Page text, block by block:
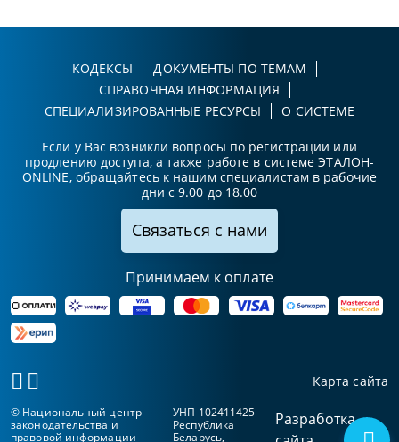
КОДЕКСЫ
ДОКУМЕНТЫ ПО ТЕМАМ
СПРАВОЧНАЯ ИНФОРМАЦИЯ
СПЕЦИАЛИЗИРОВАННЫЕ РЕСУРСЫ
О СИСТЕМЕ
Если у Вас возникли вопросы по регистрации или
продлению доступа, а также работе в системе ЭТАЛОН-
ONLINE, обращайтесь к нашим специалистам в рабочие
дни с 9.00 до 18.00
Связаться с нами
Принимаем к оплате
Карта сайта
© Национальный центр
законодательства и
правовой информации
УНП 102411425
Республика
Беларусь,
Разработка